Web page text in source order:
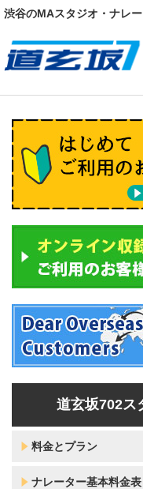
渋谷のMAスタジオ・ナレ
道玄坂702ス
料金とプラン
ナレーター基本料金表